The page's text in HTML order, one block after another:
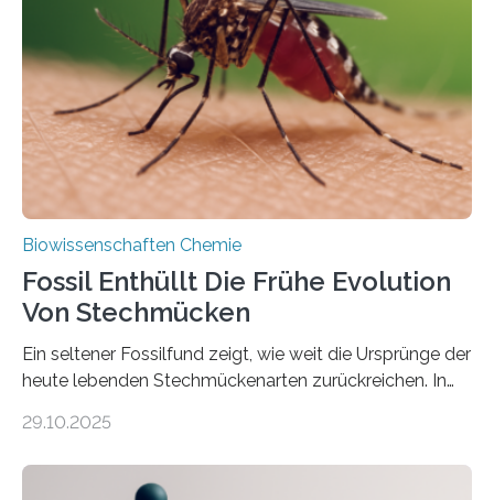
die noch heute in der Natur vorkommt: die
Süßwasseralge Coleochaetophyceae. Einige Arten
dieser Gruppe bilden aus Zellfäden dichte Geflechte
mit scheibenförmiger Gestalt. Was auffällig ist: Die
nächsten…
Biowissenschaften Chemie
Fossil Enthüllt Die Frühe Evolution
Von Stechmücken
Ein seltener Fossilfund zeigt, wie weit die Ursprünge der
heute lebenden Stechmückenarten zurückreichen. In
Forschende die bisher älteste bekannte Stechmücken-
Region Kachin in Myanmar und hat sich in
29.10.2025